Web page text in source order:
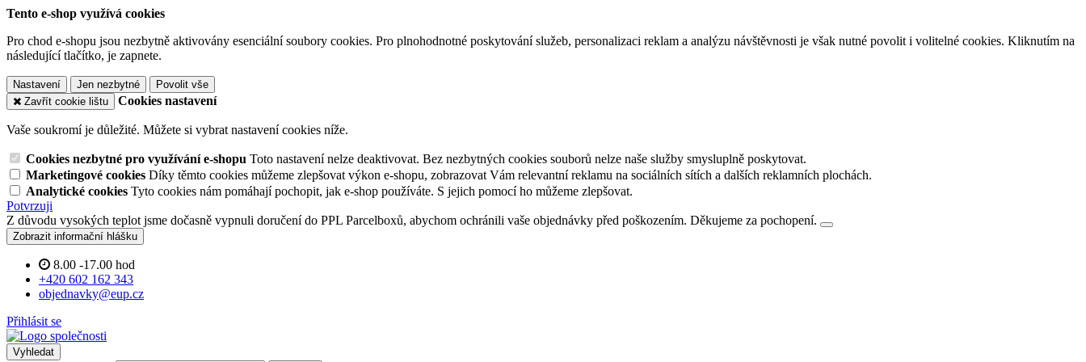
Tento e-shop využívá cookies
Pro chod e-shopu jsou nezbytně aktivovány esenciální soubory cookies. Pro plnohodnotné poskytování služeb, personalizaci reklam a analýzu návštěvnosti je však nutné povolit i volitelné cookies. Kliknutím na
následující tlačítko, je zapnete.
Nastavení Jen nezbytné
Povolit vše
Zavřít cookie lištu
Cookies nastavení
Vaše soukromí je důležité. Můžete si vybrat nastavení cookies níže.
Cookies nezbytné pro využívání e-shopu Toto nastavení nelze deaktivovat. Bez nezbytných cookies souborů nelze naše služby smysluplně poskytovat.
Marketingové cookies Díky těmto cookies můžeme zlepšovat výkon e-shopu, zobrazovat Vám relevantní reklamu na sociálních sítích a dalších reklamních plochách.
Analytické cookies Tyto cookies nám pomáhají pochopit, jak e-shop používáte. S jejich pomocí ho můžeme zlepšovat.
Potvrzuji
Z důvodu vysokých teplot jsme dočasně vypnuli doručení do PPL Parcelboxů, abychom ochránili vaše objednávky před poškozením. Děkujeme za pochopení.
Zobrazit informační hlášku
8.00 -17.00 hod
+420 602 162 343
objednavky@eup.cz
Přihlásit se
Vyhledat